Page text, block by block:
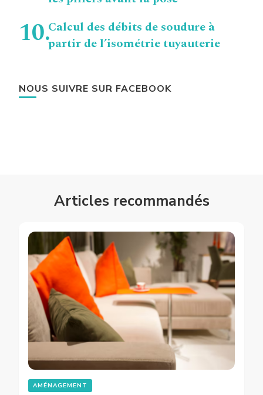
Calcul des débits de soudure à
partir de l’isométrie tuyauterie
NOUS SUIVRE SUR FACEBOOK
Articles recommandés
AMÉNAGEMENT